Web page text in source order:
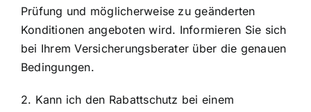
Prüfung und möglicherweise zu geänderten
Konditionen angeboten wird. Informieren Sie sich
bei Ihrem Versicherungsberater über die genauen
Bedingungen.
2. Kann ich den Rabattschutz bei einem